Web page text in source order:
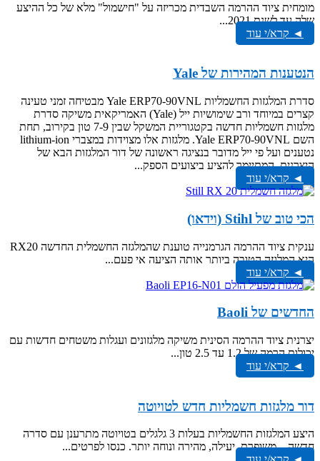
מומחית ציוד ההרמה השבדית מכריזה על "חישמול" מלא של כל ההיצע
שלה עד לשנת 2021...
◄ קרא/י עוד
הנטענות המהירות של Yale
סדרת המלגזות החשמליות Yale ERP70-90VNL מבטיחה זמני טעינה
קצרים במיוחד ורב שימושיות ייל (Yale) האמריקאית משיקה סדרת
מלגזות חשמליות חדשה בקטגוריית המשקל שבין 7-9 טון בקירוב, תחת
השם Yale ERP70-90VNL. מלגזות אלו מצוידות במצברי lithium-ion
נטענים ועל פי ייל מדובר בנציגה ראשונה של דור המלגזות הבא של
היצרנית, המתיימר להציע ביצועים הספק...
◄ קרא/י עוד
הכי טוב של Stihl (וידאו)
ענקית ציוד ההרמה הגרמנייה טוענת שהמלגזה החשמלית החדשה RX20
היא המלגזה הטובה ביותר אותה הציעה אי פעם...
◄ קרא/י עוד
החדשים של Baoli
יצרנית ציוד ההרמה הסינית משיקה מלגזונים ועגלות משטחים חדשות עם
יכולות הרמה של 1.2 עד 2.5 טון...
◄ קרא/י עוד
דור מלגזות חשמליות חדש לטויוטה
היצע המלגזות החשמליות בעלות 3 גלגלים בטויוטה מתרענן עם סדרה
חדשה – משופרת, יעילה, מהירה ונוחה יותר. כנסו לפרטים...